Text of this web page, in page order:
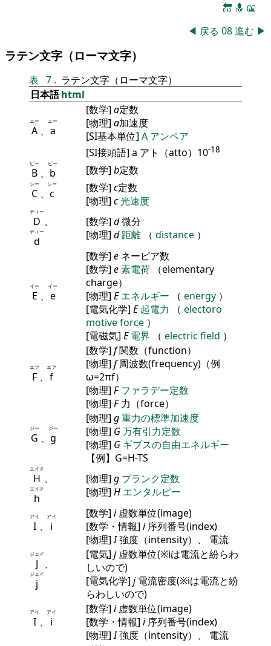
🔚 🔝 📖
◀ 戻る 08進む ▶
ラテン文字（ローマ文字）
表 7 . ラテン文字（ローマ文字）
日本語html
A
エー
、 a
エー
[数学] a定数
[物理] a加速度
[SI基本単位] A アンペア
[SI接頭語] a アト（atto）10-18
B
ビー
、 b
ビー
[数学] b定数
C
シー
、 c
シー [数学] c定数
[物理] c光速度
D
ディー
、
d
ディー
[数学] d微分
[物理] d 距離 （ distance ）
E
イー
、 e
イー
[数学] e ネーピア数
[数学] e素電荷
（elementary
charge）
[物理] E エネルギー （ energy ）
[電気化学] E 起電力 （ electoro
motive force ）
[電磁気] E 電界 （ electric field ）
F
エフ
、 f
エフ
[数学] f関数（function）
[物理] f周波数(frequency)（例
ω=2πf）
[物理] F ファラデー定数
[物理] F力（force）
G
ジー
、 g
ジー
[物理] g重力の標準加速度
[物理] G万有引力定数
[物理] G ギブスの自由エネルギー
【例】G=H-TS
H
エイチ
、
h
エイチ
[物理] g プランク定数
[物理] H エンタルピー
I
アイ
、 i
アイ [数学] i虚数単位(image)
[数学・情報] i序列番号(index)
[物理]I強度（intensity）、 電流
J
ジェイ
、
j
ジェイ
[電気] j虚数単位(※iは電流と紛らわ
しいので)
[電気化学] j電流密度(※iは電流と紛
らわしいので)
I
アイ
、 i
アイ [数学] i虚数単位(image)
[数学・情報] i序列番号(index)
[物理]I強度（intensity）、 電流